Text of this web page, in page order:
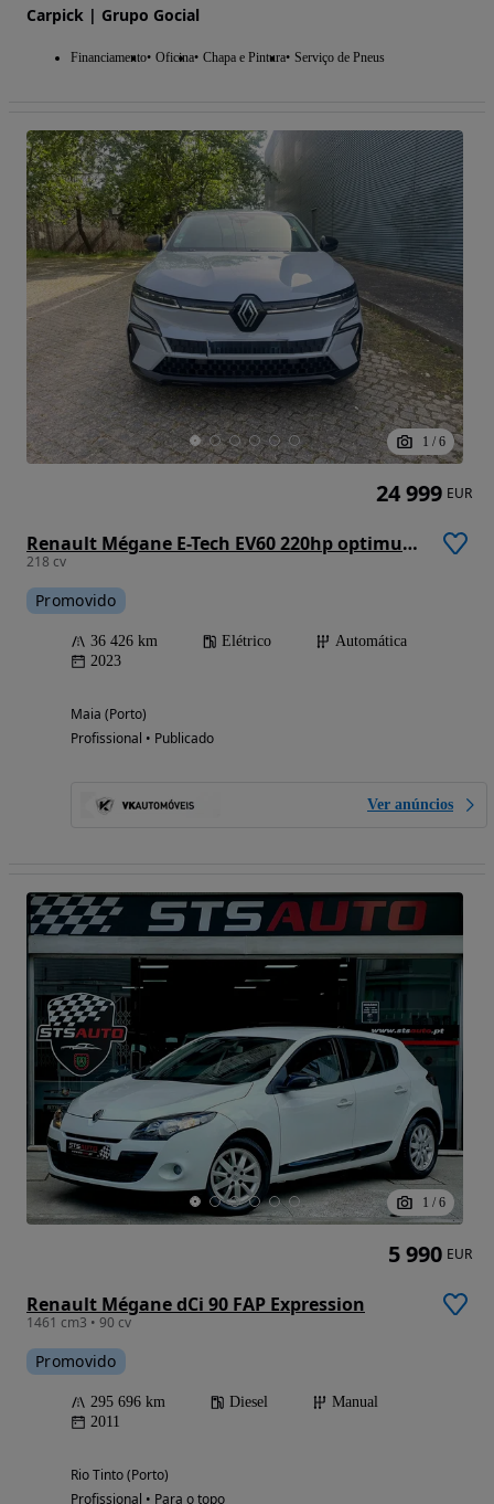
Carpick | Grupo Gocial
Financiamento Oficina Chapa e Pintura Serviço de Pneus
1 / 6
Renault Mégane E-Tech EV60 220hp optimum charge Equilibre
218 cv
Promovido
36 426 km Elétrico
Automática
2023
Maia (Porto)
Profissional • Publicado
Ver anúncios
24 999 EUR
1 / 6
Renault Mégane dCi 90 FAP Expression
1461 cm3 • 90 cv
Promovido
295 696 km Diesel
Manual
2011
Rio Tinto (Porto)
Profissional • Para o topo
5 990 EUR